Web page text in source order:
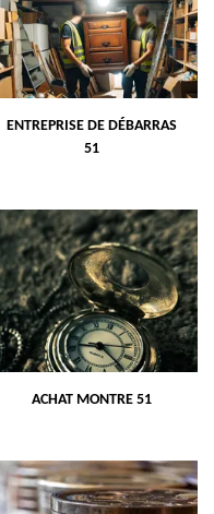
ENTREPRISE DE DÉBARRAS
51
ACHAT MONTRE 51